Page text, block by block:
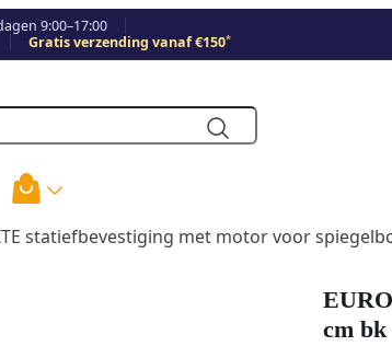
9:00–17:00
Gratis verzending vanaf €150*
statiefbevestiging met motor voor
cm bk